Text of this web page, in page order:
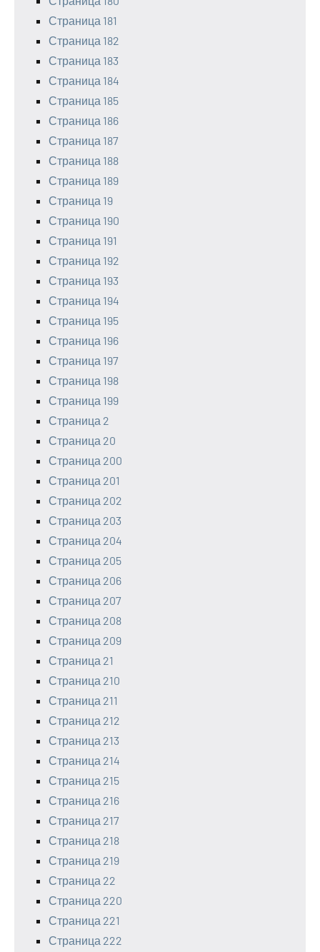
Страница 181
Страница 182
Страница 183
Страница 184
Страница 185
Страница 186
Страница 187
Страница 188
Страница 189
Страница 19
Страница 190
Страница 191
Страница 192
Страница 193
Страница 194
Страница 195
Страница 196
Страница 197
Страница 198
Страница 199
Страница 2
Страница 20
Страница 200
Страница 201
Страница 202
Страница 203
Страница 204
Страница 205
Страница 206
Страница 207
Страница 208
Страница 209
Страница 21
Страница 210
Страница 211
Страница 212
Страница 213
Страница 214
Страница 215
Страница 216
Страница 217
Страница 218
Страница 219
Страница 22
Страница 220
Страница 221
Страница 222